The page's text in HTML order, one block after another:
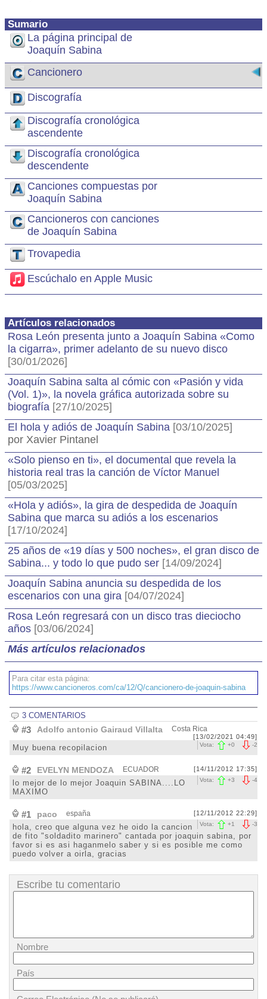
Sumario
La página principal de
Joaquín Sabina
Cancionero
Discografía
Discografía cronológica
ascendente
Discografía cronológica
descendente
Canciones compuestas por
Joaquín Sabina
Cancioneros con canciones
de Joaquín Sabina
Trovapedia
Escúchalo en Apple Music
Artículos relacionados
Rosa León presenta junto a Joaquín Sabina «Como
la cigarra», primer adelanto de su nuevo disco
[30/01/2026]
Joaquín Sabina salta al cómic con «Pasión y vida
(Vol. 1)», la novela gráfica autorizada sobre su
biografía [27/10/2025]
El hola y adiós de Joaquín Sabina [03/10/2025]
por Xavier Pintanel
«Solo pienso en ti», el documental que revela la
historia real tras la canción de Víctor Manuel
[05/03/2025]
«Hola y adiós», la gira de despedida de Joaquín
Sabina que marca su adiós a los escenarios
[17/10/2024]
25 años de «19 días y 500 noches», el gran disco de
Sabina... y todo lo que pudo ser [14/09/2024]
Joaquín Sabina anuncia su despedida de los
escenarios con una gira [04/07/2024]
Rosa León regresará con un disco tras dieciocho
años [03/06/2024]
Más artículos relacionados
Para citar esta página:
https://www.cancioneros.com/ca/12/Q/cancionero-de-joaquin-sabina
3 COMENTARIOS
#3 Adolfo antonio Gairaud Villalta Costa Rica
[13/02/2021 04:49]
-2
Vota: +0
Muy buena recopilacion
#2 EVELYN MENDOZA ECUADOR [14/11/2012 17:35]
-4
Vota: +3
lo mejor de lo mejor Joaquin SABINA....LO
MAXIMO
#1 paco españa [12/11/2012 22:29]
-3
Vota: +1
hola, creo que alguna vez he oido la cancion
de fito "soldadito marinero" cantada por joaquin sabina, por
favor si es asi haganmelo saber y si es posible me como
puedo volver a oirla, gracias
Escribe tu comentario
Nombre
País